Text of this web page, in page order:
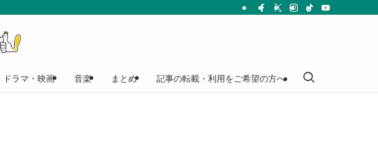
ドラマ・映画 音楽 まとめ 記事の転載・利用をご希望の方へ